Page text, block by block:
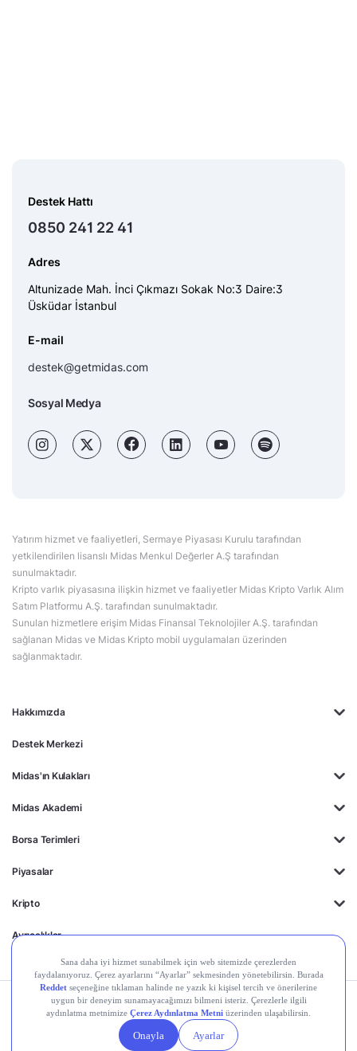
Hakkımızda
Destek Merkezi
Midas'ın Kulakları
Midas Akademi
Borsa Terimleri
Piyasalar
Kripto
Ayrıcalıklar
Destek Hattı
0850 241 22 41
Adres
Altunizade Mah. İnci Çıkmazı Sokak No:3 Daire:3
Üsküdar İstanbul
E-mail
destek@getmidas.com
Sosyal Medya
Yatırım hizmet ve faaliyetleri, Sermaye Piyasası Kurulu tarafından
yetkilendirilen lisanslı Midas Menkul Değerler A.Ş tarafından
sunulmaktadır.
Kripto varlık piyasasına ilişkin hizmet ve faaliyetler Midas Kripto Varlık Alım
Satım Platformu A.Ş. tarafından sunulmaktadır.
Sunulan hizmetlere erişim Midas Finansal Teknolojiler A.Ş. tarafından
sağlanan Midas ve Midas Kripto mobil uygulamaları üzerinden
sağlanmaktadır.
Kişisel Verilerin
Gizlilik
Politikası
Yasal
Duyurular
Çerez